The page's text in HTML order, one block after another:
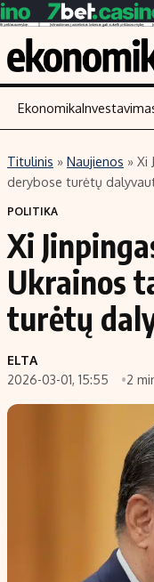
Turinys
Naujienos
Aplinka
Verslas
Energetika
Ekonomika
NT ir statybos
Populiarios temos
Ekonomika
Titulinis » Naujienos » Xi
derybose turėtų
POLITIKA
Xi
Ukrainos
turėtų
ELTA
2026-03-01, 15:55
2